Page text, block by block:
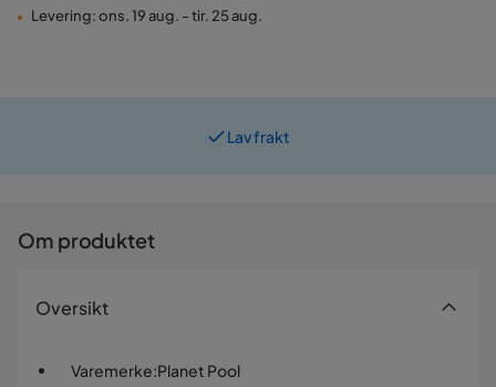
Levering: ons. 19 aug. - tir. 25 aug.
Lav frakt
Om produktet
Oversikt
Varemerke:Planet Pool